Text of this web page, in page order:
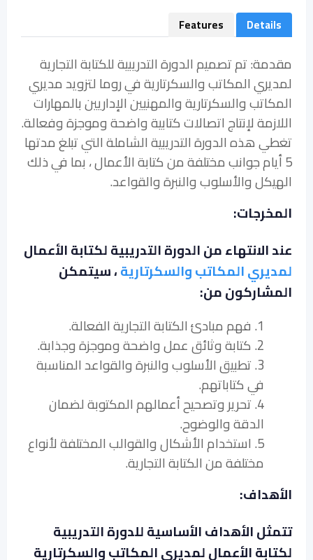
Details
Features
مقدمة: تم تصميم الدورة التدريبية للكتابة التجارية
لمديري المكاتب والسكرتارية في روما لتزويد مديري
المكاتب والسكرتارية والمهنيين الإداريين بالمهارات
اللازمة لإنتاج اتصالات كتابية واضحة وموجزة وفعالة.
تغطي هذه الدورة التدريبية الشاملة التي تبلغ مدتها
5 أيام جوانب مختلفة من كتابة الأعمال ، بما في ذلك
الهيكل والأسلوب والنبرة والقواعد.
المخرجات:
عند الانتهاء من الدورة التدريبية لكتابة الأعمال
لمديري المكاتب والسكرتارية، سيتمكن
المشاركون من:
1. فهم مبادئ الكتابة التجارية الفعالة.
2. كتابة وثائق عمل واضحة وموجزة وجذابة.
3. تطبيق الأسلوب والنبرة والقواعد المناسبة
في كتاباتهم.
4. تحرير وتصحيح أعمالهم المكتوبة لضمان
الدقة والوضوح.
5. استخدام الأشكال والقوالب المختلفة لأنواع
مختلفة من الكتابة التجارية.
الأهداف:
تتمثل الأهداف الأساسية للدورة التدريبية
لكتابة الأعمال لمديري المكاتب والسكرتارية